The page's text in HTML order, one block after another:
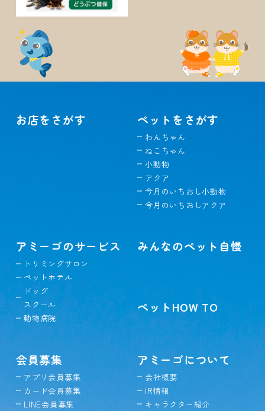
お店をさがす ペットをさがす
わんちゃん
ねこちゃん
小動物
アクア
今月のいちおし小動物
今月のいちおしアクア
アミーゴのサービス
トリミングサロン
ペットホテル
ドッグ
スクール
動物病院
みんなのペット自慢
ペットHOW TO
会員募集
アプリ会員募集
カード会員募集
LINE会員募集
アミーゴについて
会社概要
IR情報
キャラクター紹介